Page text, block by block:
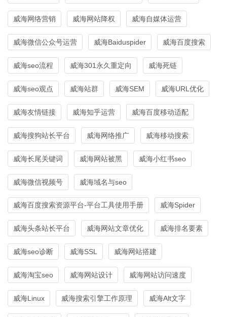
威海网络营销 威海网站降权 威海自媒体运营
威海微信公众号运营 威海Baiduspider 威海百度搜索
威海seo流程 威海301永久重定向 威海死链
威海seo观点 威海站群 威海SEM 威海URL优化
威海友情链接 威海知乎运营 威海百度移动适配
威海搜狗站长平台 威海网络推广 威海移动搜索
威海长尾关键词 威海网站被黑 威海小红书seo
威海微信视频号 威海域名与seo
威海百度搜索资源平台-平台工具使用手册 威海Spider
威海头条站长平台 威海网站文章优化 威海排名要素
威海seo诊断 威海SSL 威海网站搭建
威海淘宝seo 威海网站设计 威海网站访问速度
威海Linux 威海搜索引擎工作原理 威海Alt文字